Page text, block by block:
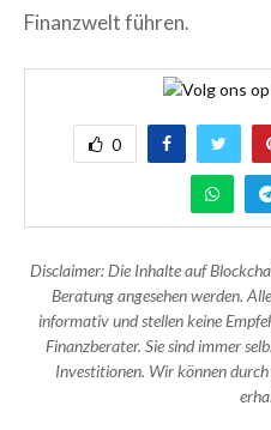
Finanzwelt führen.
0
Disclaimer: Die Inhalte auf
Beratung angesehen werden.
informativ und stellen keine
Finanzberater. Sie sind immer
Investitionen. Wir können